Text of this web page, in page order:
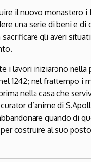
il nuovo monastero i
una serie di beni e di
sacrificare gli averi
i lavori iniziarono nella
1242; nel frattempo i
nella casa che
d’anime di
quando di
costruire al suo